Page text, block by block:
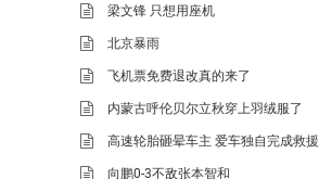
梁文锋 只想用座机
北京暴雨
飞机票免费退改真的来了
内蒙古呼伦贝尔立秋穿上羽绒服了
高速轮胎砸晕车主 爱车独自完成救援
向鹏0-3不敌张本智和